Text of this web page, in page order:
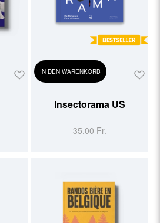
IN DEN WARENKORB
Insectorama US
35,00 Fr.